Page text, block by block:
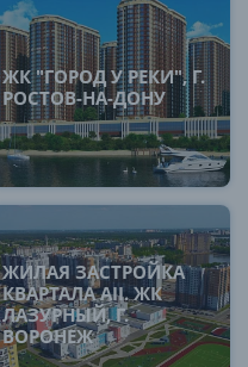
ЖК "ГОРОД У РЕКИ", Г.
РОСТОВ-НА-ДОНУ
ЖИЛАЯ ЗАСТРОЙКА
КВАРТАЛА AII. ЖК
ЛАЗУРНЫЙ, Г.
ВОРОНЕЖ